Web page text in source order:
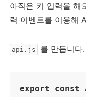
아직은 키 입력을 해
력 이벤트를 이용해
api.js 를 만듭니다.
export const